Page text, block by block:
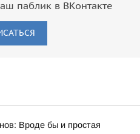
паблик в ВКонтакте
Вроде бы и простая